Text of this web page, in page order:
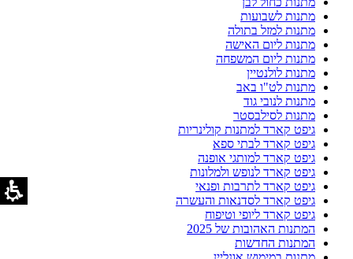
מתנות לשבועות
מתנות למזל בתולה
מתנות ליום האישה
מתנות ליום המשפחה
מתנות לולנטיין
מתנות לט"ו באב
מתנות לנובי גוד
מתנות לסילבסטר
גיפט קארד למתנות קולינריות
גיפט קארד לבתי ספא
גיפט קארד למותגי אופנה
גיפט קארד לנופש ולמלונות
גיפט קארד לתרבות ופנאי
גיפט קארד לסדנאות והעשרה
גיפט קארד ליופי וטיפוח
המתנות האהובות של 2025
המתנות החדשות